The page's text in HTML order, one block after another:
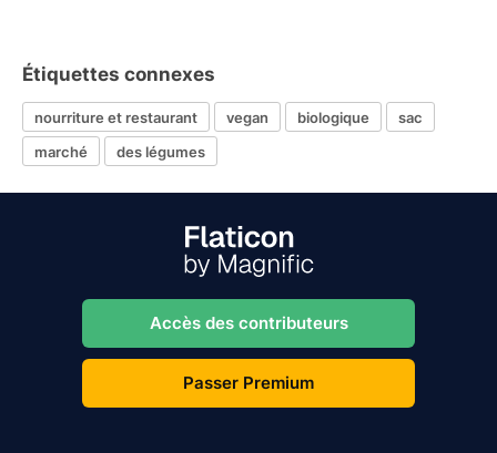
Étiquettes connexes
nourriture et restaurant vegan biologique
sac
marché
des légumes
Accès des contributeurs
Passer Premium